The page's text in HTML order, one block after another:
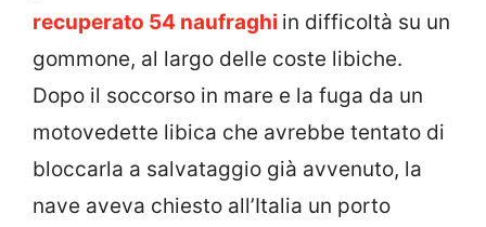
recuperato 54 naufraghi in difficoltà su un
gommone, al largo delle coste libiche.
Dopo il soccorso in mare e la fuga da un
motovedette libica che avrebbe tentato di
bloccarla a salvataggio già avvenuto, la
nave aveva chiesto all’Italia un porto